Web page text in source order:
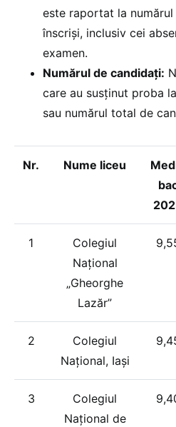
este raportat la
înscriși, inclusiv cei
examen.
Numărul de candidați:
care au susținut proba
sau numărul total de
Nr. Nume liceu
1
Colegiul
Național
„Gheorghe
Lazăr”
2
Colegiul
Național, Iași
3
Colegiul
Național de